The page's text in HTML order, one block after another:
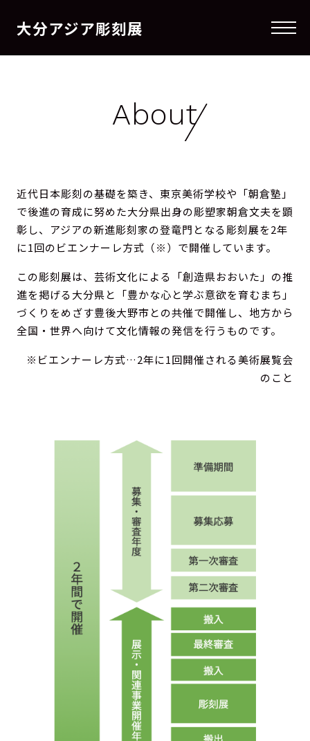
大分アジア彫刻展 メニ
About
近代日本彫刻の基礎を築き、東京美術学校や「朝倉塾」
で後進の育成に努めた大分県出身の彫塑家朝倉文夫を顕
彰し、アジアの新進彫刻家の登竜門となる彫刻展を2年
に1回のビエンナーレ方式（※）で開催しています。
この彫刻展は、芸術文化による「創造県おおいた」の推
進を掲げる大分県と「豊かな心と学ぶ意欲を育むまち」
づくりをめざす豊後大野市との共催で開催し、地方から
全国・世界へ向けて文化情報の発信を行うものです。
※ビエンナーレ方式…2年に1回開催される美術展覧会
のこと